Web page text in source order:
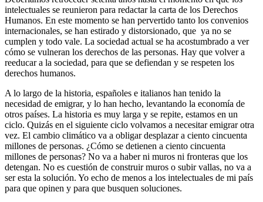
intelectuales se reunieron para redactar la carta de los Derechos
Humanos. En este momento se han pervertido tanto los convenios
internacionales, se han estirado y distorsionado, que ya no se
cumplen y todo vale. La sociedad actual se ha acostumbrado a ver
cómo se vulneran los derechos de las personas. Hay que volver a
reeducar a la sociedad, para que se defiendan y se respeten los
derechos humanos.
A lo largo de la historia, españoles e italianos han tenido la
necesidad de emigrar, y lo han hecho, levantando la economía de
otros países. La historia es muy larga y se repite, estamos en un
ciclo. Quizás en el siguiente ciclo volvamos a necesitar emigrar otra
vez. El cambio climático va a obligar desplazar a ciento cincuenta
millones de personas. ¿Cómo se detienen a ciento cincuenta
millones de personas? No va a haber ni muros ni fronteras que los
detengan. No es cuestión de construir muros o subir vallas, no va a
ser esta la solución. Yo echo de menos a los intelectuales de mi país
para que opinen y para que busquen soluciones.